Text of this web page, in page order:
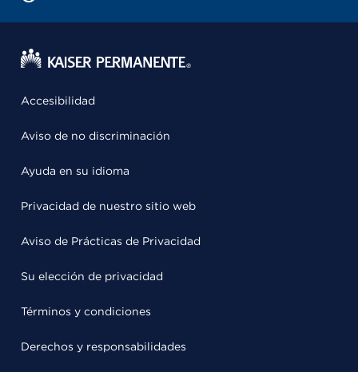
Accesibilidad
Aviso de no discriminación
Ayuda en su idioma
Privacidad de nuestro sitio web
Aviso de Prácticas de Privacidad
Su elección de privacidad
Términos y condiciones
Derechos y responsabilidades